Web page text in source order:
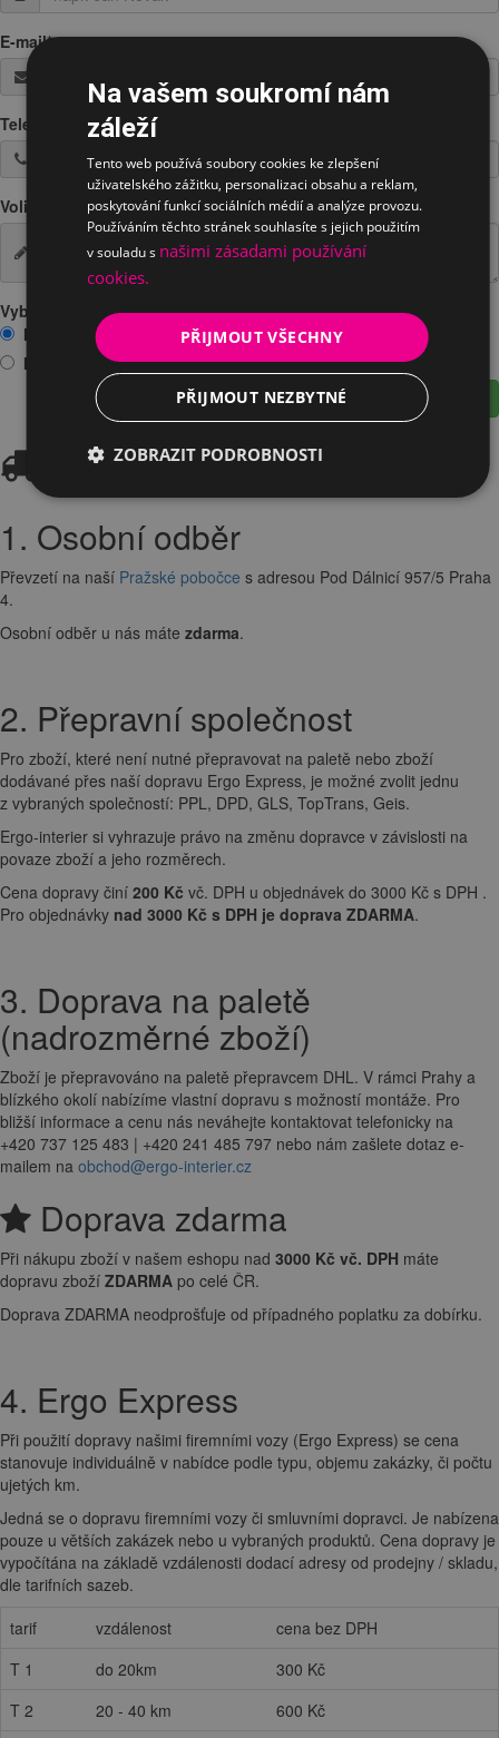
E-mail*
Telefon
Volitelná poznámka
Vyberte prosím jednu z možností:
Mám zájem o vyzkoušení na prodejně
Mám zájem o zapůjčení
Odeslat žádost
Doprava
1. Osobní odběr
Převzetí na naší Pražské pobočce s adresou Pod Dálnicí 957/5 Praha
4.
Osobní odběr u nás máte zdarma.
2. Přepravní společnost
Pro zboží, které není nutné přepravovat na paletě nebo zboží
dodávané přes naší dopravu Ergo Express, je možné zvolit jednu
z vybraných společností: PPL, DPD, GLS, TopTrans, Geis.
Ergo-interier si vyhrazuje právo na změnu dopravce v závislosti na
povaze zboží a jeho rozměrech.
Cena dopravy činí 200 Kč vč. DPH u objednávek do 3000 Kč s DPH .
Pro objednávky nad 3000 Kč s DPH je doprava ZDARMA.
3. Doprava na paletě
(nadrozměrné zboží)
Zboží je přepravováno na paletě přepravcem DHL. V rámci Prahy a
blízkého okolí nabízíme vlastní dopravu s možností montáže. Pro
bližší informace a cenu nás neváhejte kontaktovat telefonicky na
+420 737 125 483 | +420 241 485 797 nebo nám zašlete dotaz e-
mailem na obchod@ergo-interier.cz
Doprava zdarma
Při nákupu zboží v našem eshopu nad 3000 Kč vč. DPH máte
dopravu zboží ZDARMA po celé ČR.
Doprava ZDARMA neodprošťuje od případného poplatku za dobírku.
4. Ergo Express
Při použití dopravy našimi firemními vozy (Ergo Express) se cena
stanovuje individuálně v nabídce podle typu, objemu zakázky, či počtu
ujetých km.
Jedná se o dopravu firemními vozy či smluvními dopravci. Je nabízena
pouze u větších zakázek nebo u vybraných produktů. Cena dopravy je
vypočítána na základě vzdálenosti dodací adresy od prodejny / skladu,
dle tarifních sazeb.
tarif
vzdálenost
cena bez DPH
T 1
do 20km
300 Kč
T 2
20 - 40 km
600 Kč
Na vašem soukromí nám
záleží
Tento web používá soubory cookies ke zlepšení
uživatelského zážitku, personalizaci obsahu a reklam,
poskytování funkcí sociálních médií a analýze provozu.
Používáním těchto stránek souhlasíte s jejich použitím
v souladu s našimi zásadami používání
cookies.
PŘIJMOUT VŠECHNY
PŘIJMOUT NEZBYTNÉ
ZOBRAZIT PODROBNOSTI